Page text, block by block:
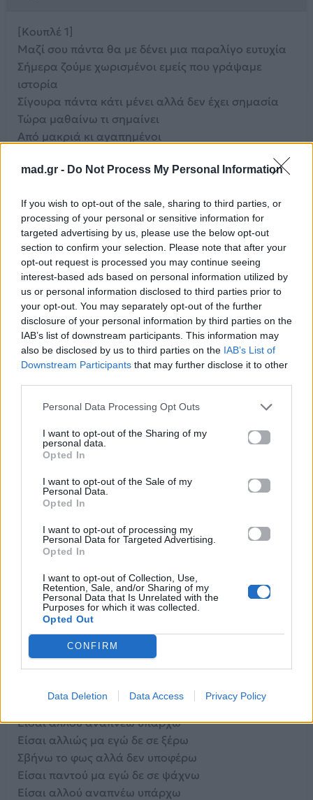
mad.gr - Do Not Process My Personal Information
If you wish to opt-out of the sale, sharing to third parties, or
processing of your personal or sensitive information for
targeted advertising by us, please use the below opt-out
section to confirm your selection. Please note that after your
opt-out request is processed you may continue seeing
interest-based ads based on personal information utilized by
us or personal information disclosed to third parties prior to
your opt-out. You may separately opt-out of the further
disclosure of your personal information by third parties on the
IAB’s list of downstream participants. This information may
also be disclosed by us to third parties on the IAB’s List of
Downstream Participants that may further disclose it to other
Personal Data Processing Opt Outs
I want to opt-out of the Sharing of my
personal data.
Opted In
I want to opt-out of the Sale of my
Personal Data.
Opted In
I want to opt-out of processing my
Personal Data for Targeted Advertising.
Opted In
I want to opt-out of Collection, Use,
Retention, Sale, and/or Sharing of my
Personal Data that Is Unrelated with the
Purposes for which it was collected.
Opted Out
CONFIRM
Data Deletion Data Access Privacy Policy
[Κουπλέ 1]
Μαζί σου πάντα θα με δένει μια παραλίγο ευτυχία
Σήμερα ζούμε χωρισμένοι εμείς που γράψαμε
ιστορία
Σίγουρα πάντα κάτι μένει αλλά δεν έχει σημασία
Τώρα μαθαίνω τι σημαίνει
Από μακριά κι αγαπημένοι
[Ρεφραίν]
Είσαι αλλού αναπνέω υπάρχω
Είσαι αλλιώς μα εγώ δε σε ξέρω
Σβήνω το φως αλλά δεν υποφέρω
Τώρα μαθαίνω τι σημαίνει
Από μακριά κι αγαπημένοι
Από μακριά κι αγαπημένοι
Από μακριά κι αγαπημένοι
[Κουπλέ 2]
Μαζί σου πάντα θα με δένει
Αυτό που λέγεται λατρεία
Δυο αναπτήρες αναμμένοι
Σε μια μεγάλη συναυλία
Ότι χωρίσαμε στ'αστεία
Όμως μαθαίνω τι σημαίνει
[Ρεφραίν]
Είσαι αλλού αναπνέω υπάρχω
Είσαι αλλιώς μα εγώ δε σε ξέρω
Σβήνω το φως αλλά δεν υποφέρω
Τώρα μαθαίνω τι σημαίνει
Από μακριά κι αγαπημένοι
Από μακριά κι αγαπημένοι
Από μακριά (από μακριά)
Κι αγαπημένοι (κι αγαπημένοι)
Είσαι παντού μα εγώ δε σε ψάχνω
Είσαι αλλού αναπνέω υπάρχω
Είσαι αλλιώς μα εγώ δε σε ξέρω
Σβήνω το φως αλλά δεν υποφέρω
Είσαι παντού μα εγώ δε σε ψάχνω
Είσαι αλλού αναπνέω υπάρχω